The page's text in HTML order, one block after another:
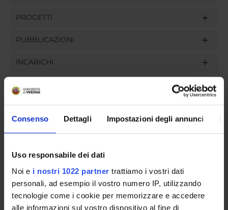
Consenso Dettagli Impostazioni degli annunci
Uso responsabile dei dati
Noi e i nostri 1022 partner trattiamo i vostri dati
personali, ad esempio il vostro numero IP, utilizzando
tecnologie come i cookie per memorizzare e accedere
alle informazioni sul vostro dispositivo al fine di
PROGETTI
PUBBLICAZIONI
INCARICHI
ORGANIZZAZIONE
COMMISSIONI
UFFICI E STRUTTURE DI SERVIZIO
SERVIZI DI SEGRETERIA STUDENTI